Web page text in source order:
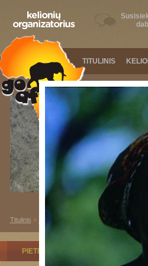
TITULINIS
Titulinis » Pietinė Afrika Zambija
PIETINĖ AFRIKA RYTŲ